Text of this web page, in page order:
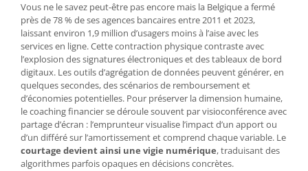
Vous ne le savez peut-être pas encore mais la Belgique a fermé
près de 78 % de ses agences bancaires entre 2011 et 2023,
laissant environ 1,9 million d’usagers moins à l’aise avec les
services en ligne. Cette contraction physique contraste avec
l’explosion des signatures électroniques et des tableaux de bord
digitaux. Les outils d’agrégation de données peuvent générer, en
quelques secondes, des scénarios de remboursement et
d’économies potentielles. Pour préserver la dimension humaine,
le coaching financier se déroule souvent par visioconférence avec
partage d’écran : l’emprunteur visualise l’impact d’un apport ou
d’un différé sur l’amortissement et comprend chaque variable. Le
courtage devient ainsi une vigie numérique, traduisant des
algorithmes parfois opaques en décisions concrètes.